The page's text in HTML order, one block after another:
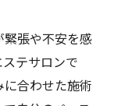
張や不安を感
テサロンで
合わせた施術